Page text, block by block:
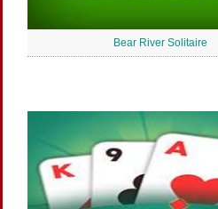
Bear River Solitaire